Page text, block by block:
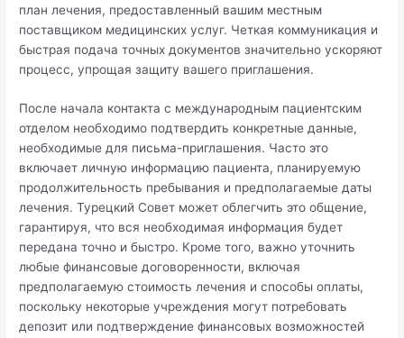
план лечения, предоставленный вашим местным
поставщиком медицинских услуг. Четкая коммуникация и
быстрая подача точных документов значительно ускоряют
процесс, упрощая защиту вашего приглашения.
После начала контакта с международным пациентским
отделом необходимо подтвердить конкретные данные,
необходимые для письма-приглашения. Часто это
включает личную информацию пациента, планируемую
продолжительность пребывания и предполагаемые даты
лечения. Турецкий Совет может облегчить это общение,
гарантируя, что вся необходимая информация будет
передана точно и быстро. Кроме того, важно уточнить
любые финансовые договоренности, включая
предполагаемую стоимость лечения и способы оплаты,
поскольку некоторые учреждения могут потребовать
депозит или подтверждение финансовых возможностей